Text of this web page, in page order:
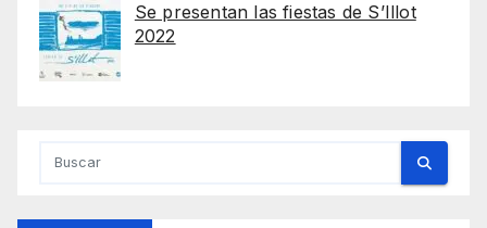
Se presentan las fiestas de S’Illot
2022